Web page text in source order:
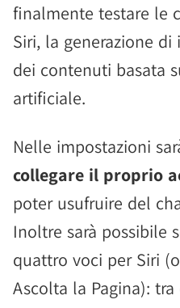
finalmente testare le
Siri, la generazione
dei contenuti basata
artificiale.
Nelle impostazioni
collegare il proprio
poter usufruire del
Inoltre sarà possibile
quattro voci per Siri
Ascolta la Pagina):